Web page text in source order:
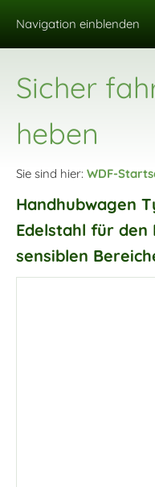
Navigation einblenden
Sicher
heben
Sie sind hier: WDF-
Handhubwagen
Edelstahl für den
sensiblen